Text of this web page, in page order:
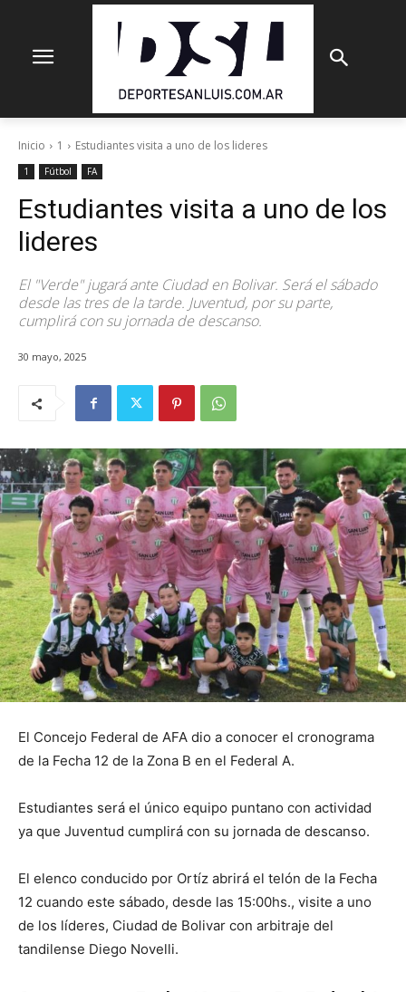
Inicio 1 Estudiantes visita a uno de los lideres
1 Fútbol FA
Estudiantes visita a uno de los
lideres
El "Verde" jugará ante Ciudad en Bolivar. Será el sábado
desde las tres de la tarde. Juventud, por su parte,
cumplirá con su jornada de descanso.
30 mayo, 2025
El Concejo Federal de AFA dio a conocer el cronograma
de la Fecha 12 de la Zona B en el Federal A.
Estudiantes será el único equipo puntano con actividad
ya que Juventud cumplirá con su jornada de descanso.
El elenco conducido por Ortíz abrirá el telón de la Fecha
12 cuando este sábado, desde las 15:00hs., visite a uno
de los líderes, Ciudad de Bolivar con arbitraje del
tandilense Diego Novelli.